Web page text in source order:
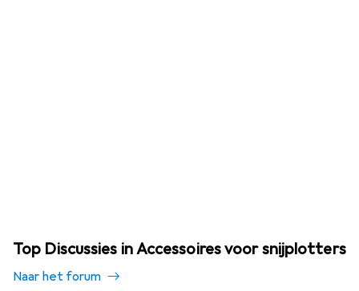
Top Discussies in Accessoires voor snijplotters
Naar het forum